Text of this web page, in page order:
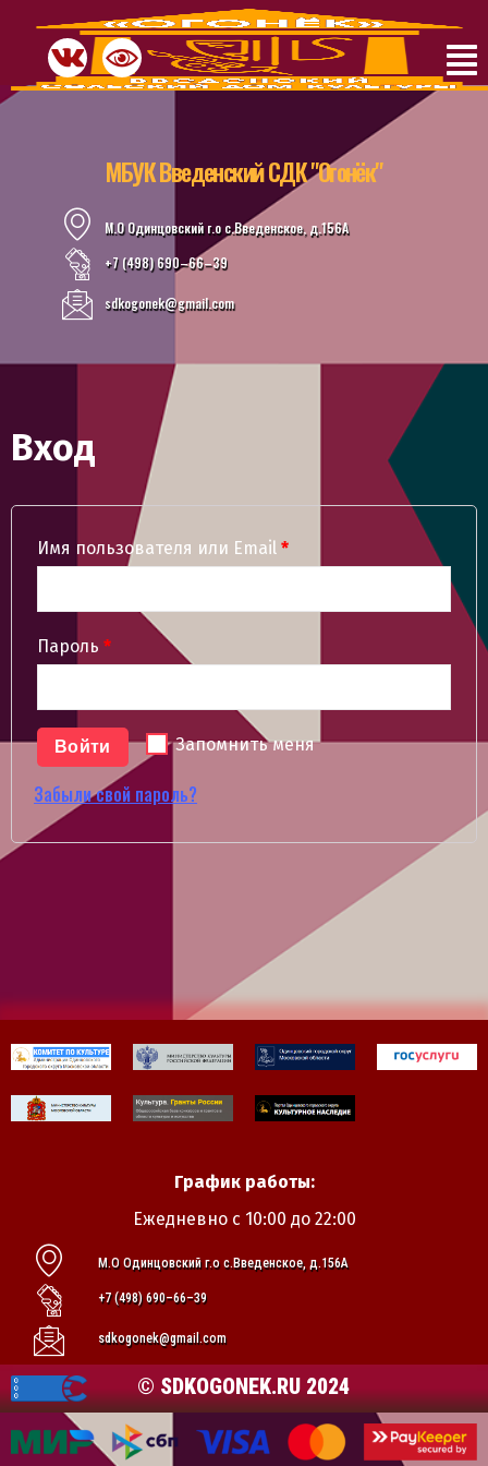
МБУК Введенский СДК "Огонёк"
М.О Одинцовский г.о с.Введенское, д.156А
+7 (498) 690–66–39
sdkogonek@gmail.com
Вход
Имя пользователя или Email *
Пароль *
Запомнить меня
Войти
Забыли свой пароль?
График работы:
Ежедневно с 10:00 до 22:00
М.О Одинцовский г.о с.Введенское, д.156А
+7 (498) 690–66–39
sdkogonek@gmail.com
© SDKOGONEK.RU 2024